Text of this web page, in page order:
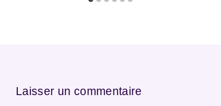
Laisser un commentaire